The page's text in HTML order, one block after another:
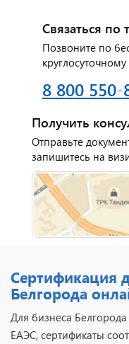
Отзыв от
Отзыв от
кафе
Связаться по
Позвоните по
8 800 550-
Получить
Отправьте
запишитесь на
Сертификация
Белгорода
Для бизнеса
ЕАЭС, сертификаты